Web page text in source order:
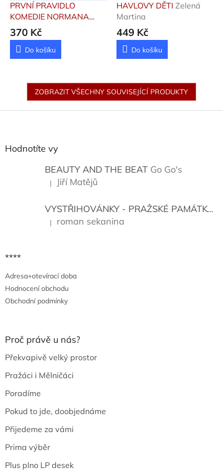
PRVNÍ PRAVIDLO
KOMEDIE NORMANA
FOREMANA
Herdenson
370 Kč
Do košíku
HAVLOVY DĚTI Zelená
Martina
449 Kč
Do košíku
ZOBRAZIT VŠECHNY SOUVISEJÍCÍ PRODUKTY
Hodnotíte vy
BEAUTY AND THE BEAT Go Go's
Hodnocení produktu je 5 z 5 hvězdiček.
| Jiří Matějů
VYSTŘIHOVÁNKY - PRAŽSKÉ PAMÁTKY
Hodnocení produktu je 5 z 5 hvězdiček.
| roman sekanina
****
Adresa+otevírací doba
Hodnocení obchodu
Obchodní podmínky
Proč právě u nás?
Překvapivě velký prostor
Pražáci i Mělničáci
Poradíme
Pokud to jde, doobjednáme
Přijedeme za vámi
Prima výběr
Plus plno LP desek